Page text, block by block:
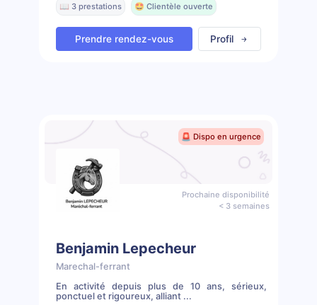
📖 3 prestations 🤩 Clientèle ouverte
Prendre rendez-vous Profil
🚨 Dispo en urgence
Prochaine disponibilité
< 3 semaines
Benjamin Lepecheur
Marechal-ferrant
En activité depuis plus de 10 ans, sérieux,
ponctuel et rigoureux, alliant ...